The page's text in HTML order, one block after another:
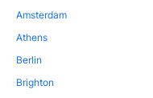
Amsterdam
Athens
Berlin
Brighton